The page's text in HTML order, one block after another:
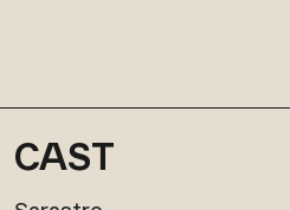
CAST